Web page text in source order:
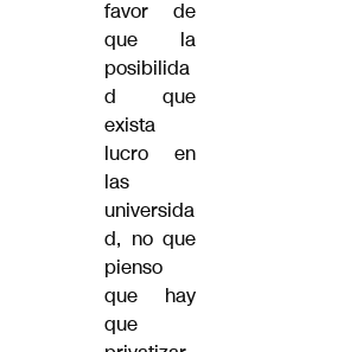
favor de
que la
posibilida
d que
exista
lucro en
las
universida
d, no que
pienso
que hay
que